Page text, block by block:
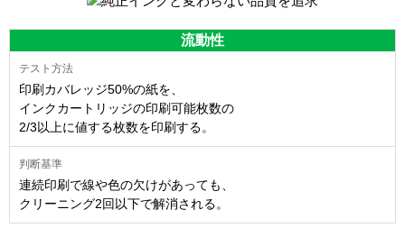
流動性
印刷カバレッジ50%の紙を、
インクカートリッジの印刷可能枚数の
2/3以上に値する枚数を印刷する。
連続印刷で線や色の欠けがあっても、
クリーニング2回以下で解消される。